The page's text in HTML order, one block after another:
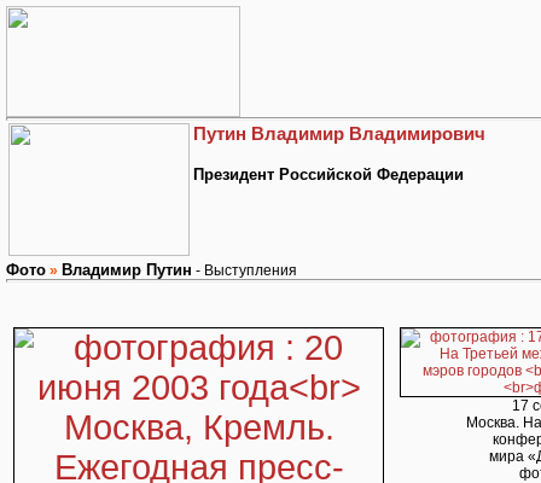
Путин Владимир Владимирович
Президент Российской Федерации
Фото » Владимир Путин - Выступления
17
Москва.
мира